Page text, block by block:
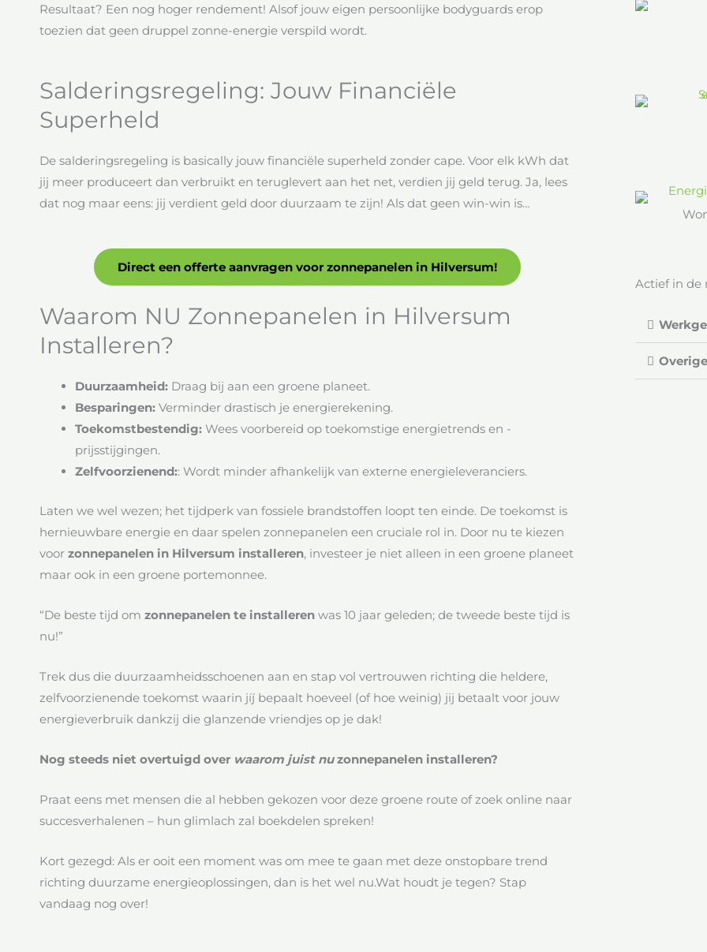
Resultaat? Een nog hoger rendement! Alsof jouw eigen persoonlijke bodyguards erop
toezien dat geen druppel zonne-energie verspild wordt.
Salderingsregeling: Jouw Financiële
Superheld
De salderingsregeling is basically jouw financiële superheld zonder cape. Voor elk kWh dat
jij meer produceert dan verbruikt en teruglevert aan het net, verdien jij geld terug. Ja, lees
dat nog maar eens: jij verdient geld door duurzaam te zijn! Als dat geen win-win is…
Direct een offerte aanvragen voor zonnepanelen in Hilversum!
Waarom NU Zonnepanelen in Hilversum
Installeren?
Duurzaamheid: Draag bij aan een groene planeet.
Besparingen: Verminder drastisch je energierekening.
Toekomstbestendig: Wees voorbereid op toekomstige energietrends en -
prijsstijgingen.
Zelfvoorzienend:: Wordt minder afhankelijk van externe energieleveranciers.
Laten we wel wezen; het tijdperk van fossiele brandstoffen loopt ten einde. De toekomst is
hernieuwbare energie en daar spelen zonnepanelen een cruciale rol in. Door nu te kiezen
voor zonnepanelen in Hilversum installeren, investeer je niet alleen in een groene planeet
maar ook in een groene portemonnee.
“De beste tijd om zonnepanelen te installeren was 10 jaar geleden; de tweede beste tijd is
nu!”
Trek dus die duurzaamheidsschoenen aan en stap vol vertrouwen richting die heldere,
zelfvoorzienende toekomst waarin jíj bepaalt hoeveel (of hoe weinig) jij betaalt voor jouw
energieverbruik dankzij die glanzende vriendjes op je dak!
Nog steeds niet overtuigd over waarom juist nuzonnepanelen installeren?
Praat eens met mensen die al hebben gekozen voor deze groene route of zoek online naar
succesverhalenen – hun glimlach zal boekdelen spreken!
Kort gezegd: Als er ooit een moment was om mee te gaan met deze onstopbare trend
richting duurzame energieoplossingen, dan is het wel nu.Wat houdt je tegen? Stap
vandaag nog over!
Actief in de